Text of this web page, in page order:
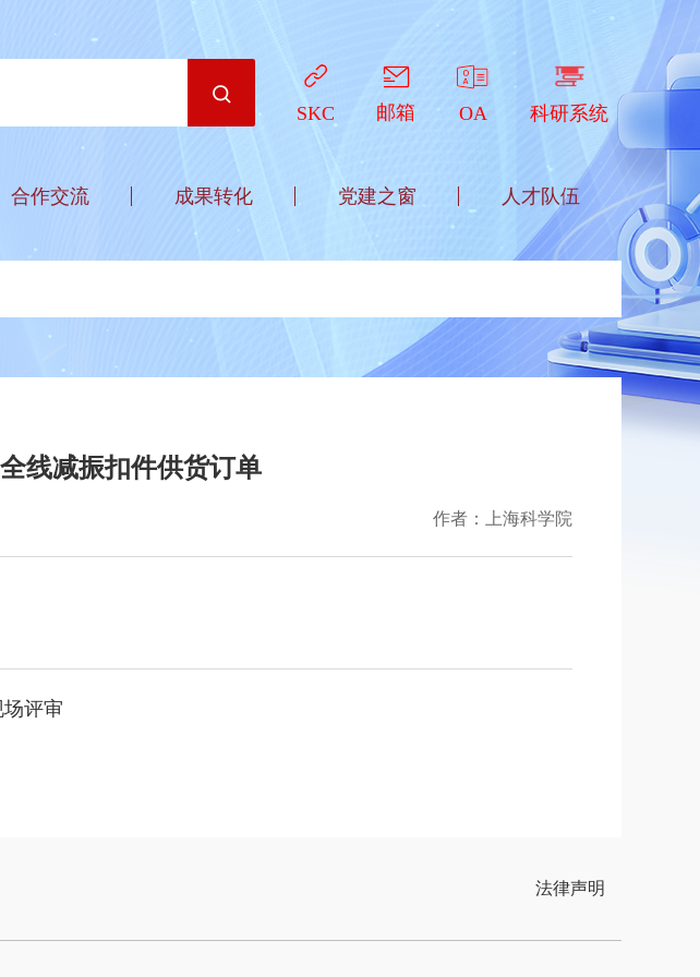
SKC 邮箱 OA 科研系统
合作交流 成果转化 党建之窗 人才队伍
线减振扣件供货订单
作者：上海科学院
评审
法律声明